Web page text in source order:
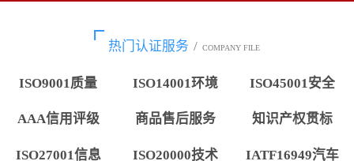
热门认证服务 / COMPANY FILE
ISO9001质量 ISO14001环境 ISO45001安全
AAA信用评级 商品售后服务 知识产权贯标
ISO27001信息 ISO20000技术 IATF16949汽车